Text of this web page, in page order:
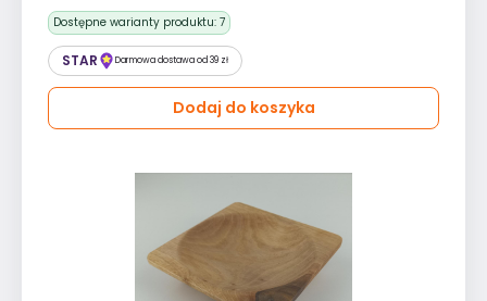
Dostępne warianty produktu: 7
STAR Darmowa dostawa od 39 zł
Dodaj do koszyka